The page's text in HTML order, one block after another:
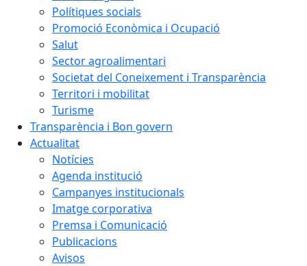
Polítiques socials
Promoció Econòmica i Ocupació
Salut
Sector agroalimentari
Societat del Coneixement i Transparència
Territori i mobilitat
Turisme
Transparència i Bon govern
Actualitat
Notícies
Agenda institució
Campanyes institucionals
Imatge corporativa
Premsa i Comunicació
Publicacions
Avisos